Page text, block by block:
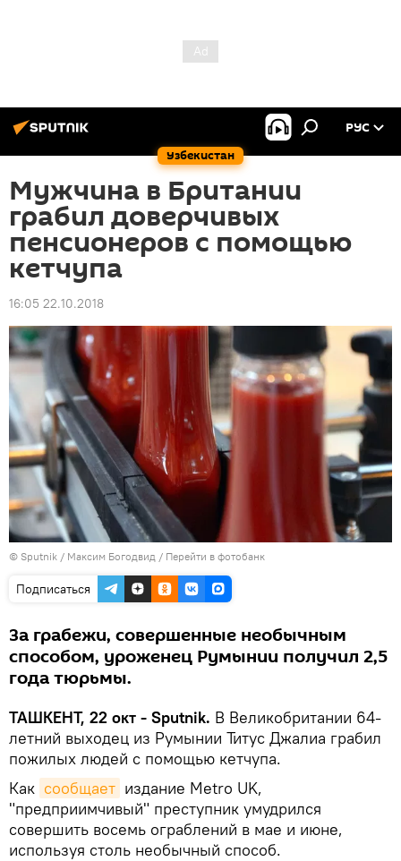
Узбекистан
РУС
Мужчина в Британии
грабил доверчивых
пенсионеров с помощью
кетчупа
16:05 22.10.2018
© Sputnik / Максим Богодвид / Перейти в фотобанк
Подписаться
За грабежи, совершенные необычным
способом, уроженец Румынии получил 2,5
года тюрьмы.
ТАШКЕНТ, 22 окт - Sputnik. В Великобритании 64-
летний выходец из Румынии Титус Джалиа грабил
пожилых людей с помощью кетчупа.
Как сообщает издание Metro UK,
"предприимчивый" преступник умудрился
совершить восемь ограблений в мае и июне,
используя столь необычный способ.